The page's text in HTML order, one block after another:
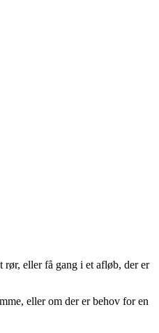
eller få gang i et afløb, der er
eller om der er behov for en